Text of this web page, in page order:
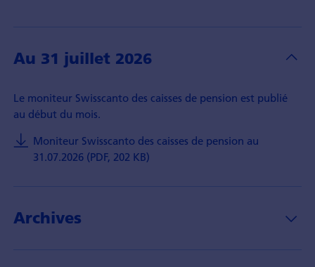
Au 31 juillet 2026
Le moniteur Swisscanto des caisses de pension est publié
au début du mois.
Moniteur Swisscanto des caisses de pension au
31.07.2026 (PDF, 202 KB)
Archives